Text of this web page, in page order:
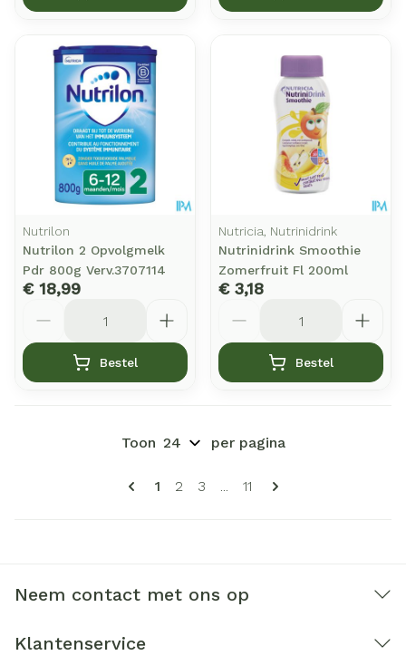
Nutrilon
Nutrilon 2 Opvolgmelk
Pdr 800g Verv.3707114
€ 18,99
Bestel
Nutricia, Nutrinidrink
Nutrinidrink Smoothie
Zomerfruit Fl 200ml
€ 3,18
Bestel
Pagina's
U lees momenteel pagina
1 Pagina
2 Pagina
3 ... Pagina
11
Toon per pagina
Neem contact met ons op
Klantenservice